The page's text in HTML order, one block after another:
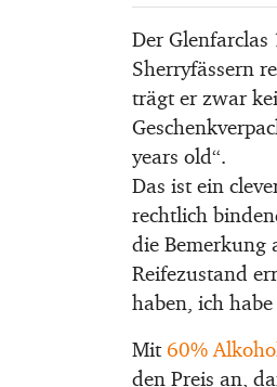
Der Glenfarclas
Sherryfässern
trägt er zwar
years old“.
Das ist ein
rechtlich
die Bemerkung
Reifezustand
haben, ich
Mit 60%
den Preis an,